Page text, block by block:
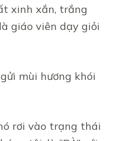
xinh xắn, trắng
giáo viên dạy giỏi
mùi hương khói
rơi vào trạng thái